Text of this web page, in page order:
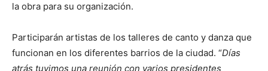
la obra para su organización.
Participarán artistas de los talleres de canto y danza que
funcionan en los diferentes barrios de la ciudad. “Días
atrás tuvimos una reunión con varios presidentes